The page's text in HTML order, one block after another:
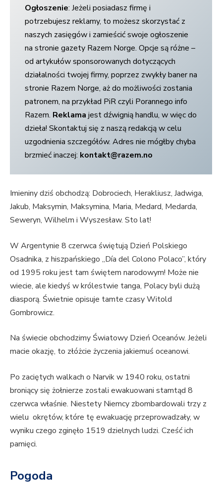
Ogłoszenie: Jeżeli posiadasz firmę i
potrzebujesz reklamy, to możesz skorzystać z
naszych zasięgów i zamieścić swoje ogłoszenie
na stronie gazety Razem Norge. Opcje są różne –
od artykułów sponsorowanych dotyczących
działalności twojej firmy, poprzez zwykły baner na
stronie Razem Norge, aż do możliwości zostania
patronem, na przykład PiR czyli Porannego info
Razem. Reklama jest dźwignią handlu, w więc do
dzieła! Skontaktuj się z naszą redakcją w celu
uzgodnienia szczegółów. Adres nie mógłby chyba
brzmieć inaczej: kontakt@razem.no
Imieniny dziś obchodzą: Dobrociech, Herakliusz, Jadwiga,
Jakub, Maksymin, Maksymina, Maria, Medard, Medarda,
Seweryn, Wilhelm i Wyszesław. Sto lat!
W Argentynie 8 czerwca świętują Dzień Polskiego
Osadnika, z hiszpańskiego „Día del Colono Polaco”, który
od 1995 roku jest tam świętem narodowym! Może nie
wiecie, ale kiedyś w królestwie tanga, Polacy byli dużą
diasporą. Świetnie opisuje tamte czasy Witold
Gombrowicz.
Na świecie obchodzimy Światowy Dzień Oceanów. Jeżeli
macie okazję, to złóżcie życzenia jakiemuś oceanowi.
Po zaciętych walkach o Narvik w 1940 roku, ostatni
broniący się żołnierze zostali ewakuowani stamtąd 8
czerwca właśnie. Niestety Niemcy zbombardowali trzy z
wielu okrętów, które tę ewakuację przeprowadzały, w
wyniku czego zginęło 1519 dzielnych ludzi. Cześć ich
pamięci.
Pogoda